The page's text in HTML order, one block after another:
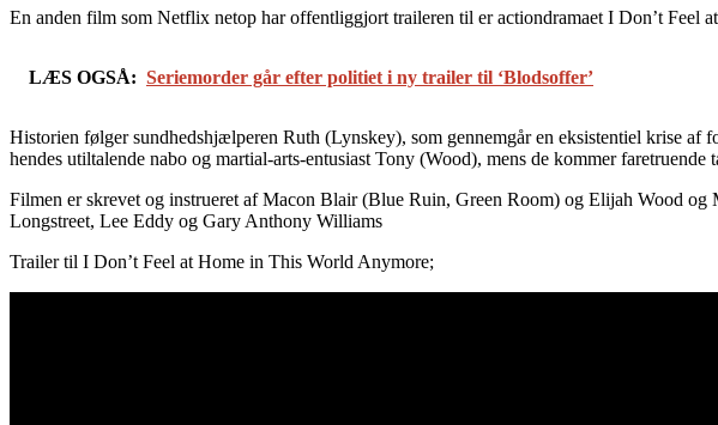
En anden film som Netflix netop har offentliggjort traileren til er actiondramaet I Don’t
LÆS OGSÅ: Seriemorder går efter politiet i ny trailer til ‘Blodsoffer’
Historien følger sundhedshjælperen Ruth (Lynskey), som gennemgår en eksistentiel krise
hendes utiltalende nabo og martial-arts-entusiast Tony (Wood), mens de kommer faretruende
Filmen er skrevet og instrueret af Macon Blair (Blue Ruin, Green Room) og Elijah Wood
Longstreet, Lee Eddy og Gary Anthony Williams
Trailer til I Don’t Feel at Home in This World Anymore;